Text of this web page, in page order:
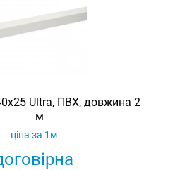
Ultra, ПВХ, довжина 2
м
ціна за 1м